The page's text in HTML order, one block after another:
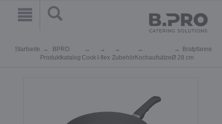
Startseite
BPRO
Produktkatalog Cook I-flex ZubehörKochaufsätze
Bratpfanne
Ø 28 cm